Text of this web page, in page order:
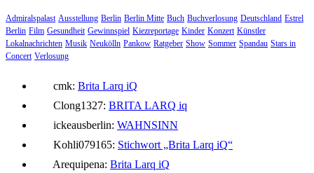
Admiralspalast Ausstellung Berlin Berlin Mitte Buch Buchverlosung Deutschland Estrel
Berlin Film Gesundheit Gewinnspiel Kiezreportage Kinder Konzert Künstler
Lokalnachrichten Musik Neukölln Pankow Ratgeber Show Sommer Spandau Stars in
Concert Verlosung
cmk: Brita Larq iQ
Clong1327: BRITA LARQ iq
ickeausberlin: WAHNSINN
Kohli079165: Stichwort „Brita Larq iQ“
Arequipena: Brita Larq iQ